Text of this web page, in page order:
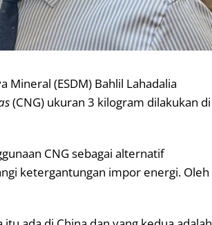
Mineral (ESDM) Bahlil Lahadalia
(CNG) ukuran 3 kilogram dilakukan di
CNG sebagai alternatif
ketergantungan impor energi. Oleh